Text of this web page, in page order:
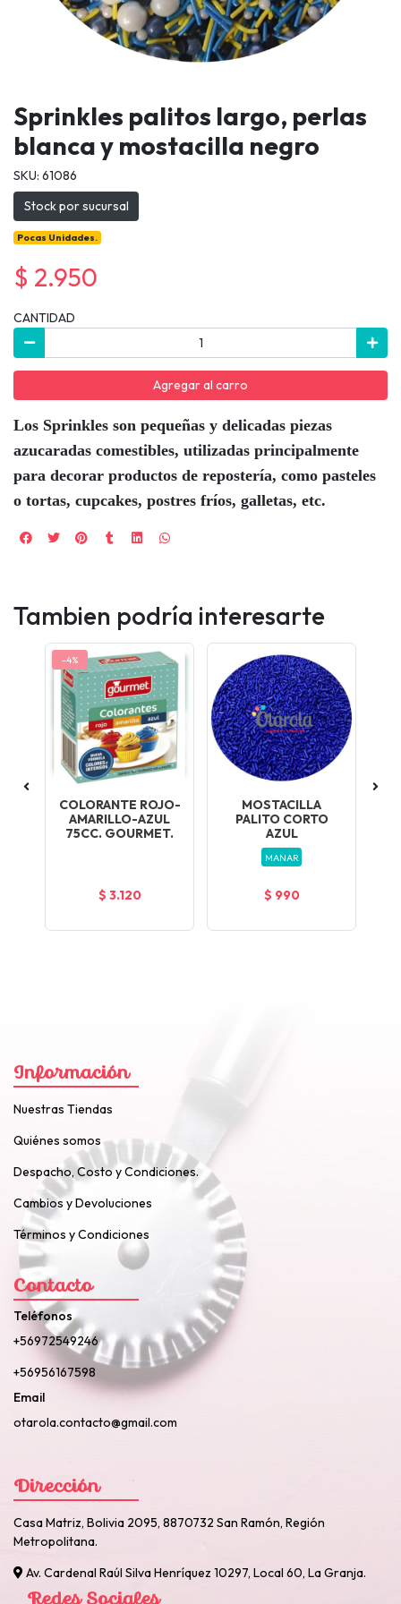
Sprinkles palitos largo, perlas
blanca y mostacilla negro
SKU: 61086
Stock por sucursal
Pocas Unidades.
$ 2.950
CANTIDAD
Agregar al carro
Los Sprinkles son pequeñas y delicadas piezas
azucaradas comestibles, utilizadas principalmente
para decorar productos de repostería, como pasteles
o tortas, cupcakes, postres fríos, galletas, etc.
Tambien podría interesarte
-4%
COLORANTE ROJO-
AMARILLO-AZUL
75CC. GOURMET.
$ 3.120
MOSTACILLA
PALITO CORTO
AZUL
MANAR
$ 990
Información
Nuestras Tiendas
Quiénes somos
Despacho, Costo y Condiciones.
Cambios y Devoluciones
Términos y Condiciones
Contacto
Teléfonos
+56972549246
+56956167598
Email
otarola.contacto@gmail.com
Dirección
Casa Matriz, Bolivia 2095, 8870732 San Ramón, Región
Metropolitana.
Av. Cardenal Raúl Silva Henríquez 10297, Local 60, La Granja.